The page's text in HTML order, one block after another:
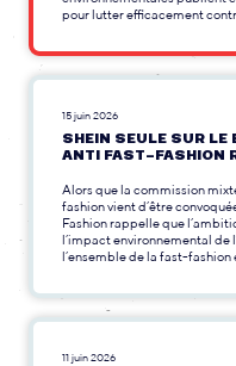
pour lutter efficacement
15 juin 2026
SHEIN SEULE SUR LE
ANTI FAST-FASHION
Alors que la commission
fashion vient d’être
Fashion rappelle que
l’impact environnemental de
l’ensemble de la fast-
11 juin 2026